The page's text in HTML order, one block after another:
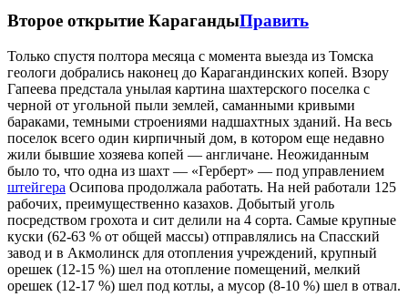
Второе открытие КарагандыПравить
Только спустя полтора месяца с момента выезда из Томска
геологи добрались наконец до Карагандинских копей. Взору
Гапеева предстала унылая картина шахтерского поселка с
черной от угольной пыли землей, саманными кривыми
бараками, темными строениями надшахтных зданий. На весь
поселок всего один кирпичный дом, в котором еще недавно
жили бывшие хозяева копей — англичане. Неожиданным
было то, что одна из шахт — «Герберт» — под управлением
штейгера Осипова продолжала работать. На ней работали 125
рабочих, преимущественно казахов. Добытый уголь
посредством грохота и сит делили на 4 сорта. Самые крупные
куски (62-63 % от общей массы) отправлялись на Спасский
завод и в Акмолинск для отопления учреждений, крупный
орешек (12-15 %) шел на отопление помещений, мелкий
орешек (12-17 %) шел под котлы, а мусор (8-10 %) шел в отвал.